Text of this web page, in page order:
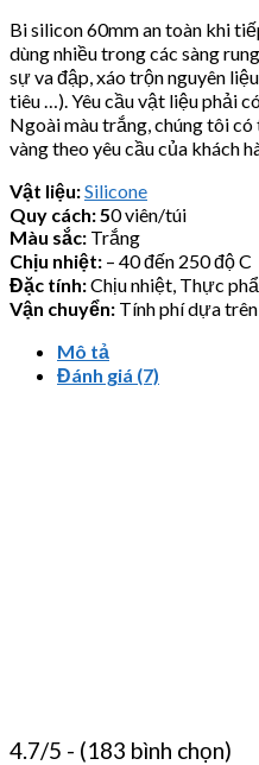
Bi silicon 60mm an toàn khi
dùng nhiều trong các sàng
sự va đập, xáo trộn nguyên
tiêu …). Yêu cầu vật liệu phải
Ngoài màu trắng, chúng tôi có
vàng theo yêu cầu của khách
Vật liệu:Silicone
Quy cách: 50 viên/túi
Màu sắc: Trắng
Chịu nhiệt: – 40 đến 250 độ C
Đặc tính:Chịu nhiệt, Thực
Vận chuyển: Tính phí dựa
Mô tả
Đánh giá (7)
4.7/5 - (183 bình chọn)